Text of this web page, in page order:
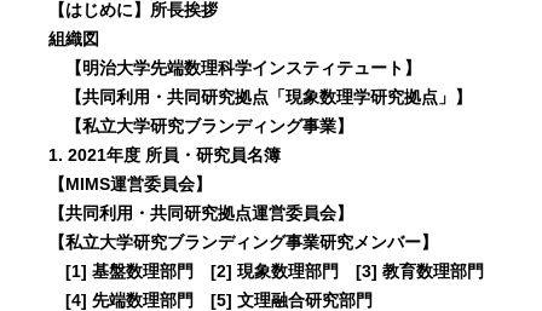
【はじめに】所長挨拶
組織図
【明治大学先端数理科学インスティテュート】
【共同利用・共同研究拠点「現象数理学研究拠点」】
【私立大学研究ブランディング事業】
1. 2021年度 所員・研究員名簿
【MIMS運営委員会】
【共同利用・共同研究拠点運営委員会】
【私立大学研究ブランディング事業研究メンバー】
[1] 基盤数理部門 [2] 現象数理部門 [3] 教育数理部門
[4] 先端数理部門 [5] 文理融合研究部門